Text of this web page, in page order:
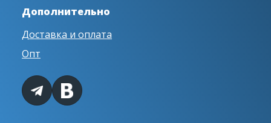
Дополнительно
Доставка и оплата
Опт